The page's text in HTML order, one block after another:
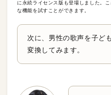
に永続ライセンス版も登場しました。
な機能を試すことができます。
次に、男性の歌声を子ど
変換してみます。